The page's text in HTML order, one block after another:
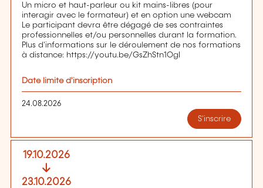
Un micro et haut-parleur ou kit mains-libres (pour
interagir avec le formateur) et en option une webcam
Le participant devra être dégagé de ses contraintes
professionnelles et/ou personnelles durant la formation.
Plus d'informations sur le déroulement de nos formations
à distance: https://youtu.be/GsZhStn1OgI
Date limite d'inscription
24.08.2026
S'inscrire
19.10.2026
23.10.2026